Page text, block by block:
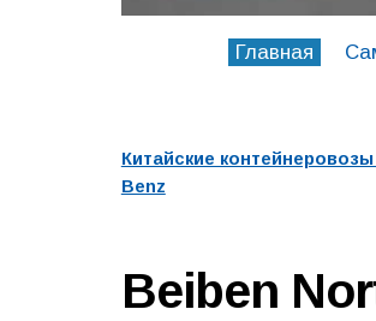
Главная
Китайские
Benz
Beiben